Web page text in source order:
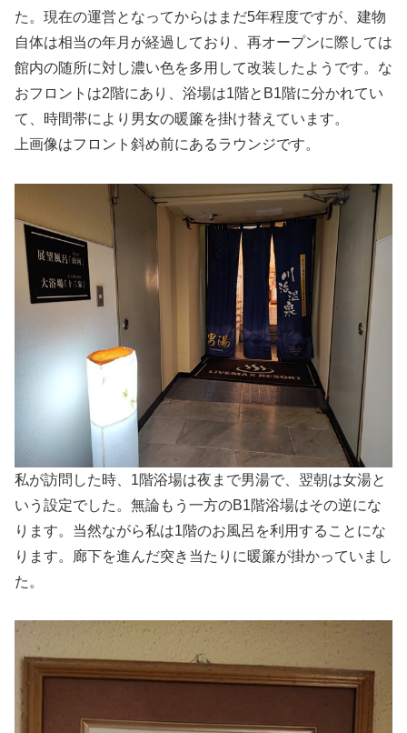
た。現在の運営となってからはまだ5年程度ですが、建物
自体は相当の年月が経過しており、再オープンに際しては
館内の随所に対し濃い色を多用して改装したようです。な
おフロントは2階にあり、浴場は1階とB1階に分かれてい
て、時間帯により男女の暖簾を掛け替えています。
上画像はフロント斜め前にあるラウンジです。
私が訪問した時、1階浴場は夜まで男湯で、翌朝は女湯と
いう設定でした。無論もう一方のB1階浴場はその逆にな
ります。当然ながら私は1階のお風呂を利用することにな
ります。廊下を進んだ突き当たりに暖簾が掛かっていまし
た。